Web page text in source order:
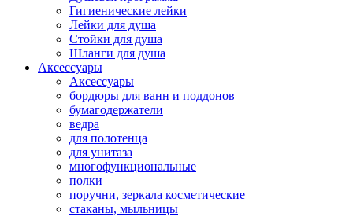
Гигиенические лейки
Лейки для душа
Стойки для душа
Шланги для душа
Аксессуары
Аксессуары
бордюры для ванн и поддонов
бумагодержатели
ведра
для полотенца
для унитаза
многофункциональные
полки
поручни, зеркала косметические
стаканы, мыльницы